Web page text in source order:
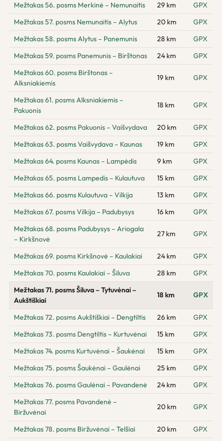
Mežtakas 56. posms Merkinė – Nemunaitis
29 km
GPX
Mežtakas 57. posms Nemunaitis – Alytus
20 km
GPX
Mežtakas 58. posms Alytus – Panemunis
28 km
GPX
Mežtakas 59. posms Panemunis – Birštonas
24 km
GPX
Mežtakas 60. posms Birštonas –
Alksniakiemis
19 km GPX
Mežtakas 61. posms Alksniakiemis –
Pakuonis
18 km GPX
Mežtakas 62. posms Pakuonis – Vaišvydava 20 km
GPX
Mežtakas 63. posms Vaišvydava – Kaunas
19 km
GPX
Mežtakas 64. posms Kaunas – Lampėdis
9 km
GPX
Mežtakas 65. posms Lampedis – Kulautuva
15 km
GPX
Mežtakas 66. posms Kulautuva – Vilkija
13 km
GPX
Mežtakas 67. posms Vilkija – Padubysys
16 km
GPX
Mežtakas 68. posms Padubysys – Ariogala
– Kirkšnovė
27 km GPX
Mežtakas 69. posms Kirkšnovė – Kaulakiai 24 km
GPX
Mežtakas 70. posms Kaulakiai – Šiluva
28 km
GPX
Mežtakas 71. posms Šiluva – Tytuvėnai –
Aukštiškiai
18 km GPX
Mežtakas 72. posms Aukštiškiai – Dengtiltis 26 km
GPX
Mežtakas 73. posms Dengtiltis – Kurtuvėnai
15 km
GPX
Mežtakas 74. posms Kurtuvėnai – Šaukėnai
15 km
GPX
Mežtakas 75. posms Šaukėnai – Gaulėnai
25 km
GPX
Mežtakas 76. posms Gaulėnai – Pavandenė
24 km
GPX
Mežtakas 77. posms Pavandenė –
Biržuvėnai
20 km GPX
Mežtakas 78. posms Biržuvėnai – Telšiai 20 km
GPX